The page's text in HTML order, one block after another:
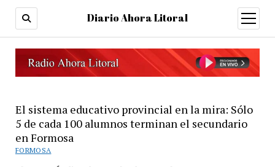
Diario Ahora Litoral
open
menu
El sistema educativo provincial en la mira: Sólo
5 de cada 100 alumnos terminan el secundario
en Formosa
FORMOSA